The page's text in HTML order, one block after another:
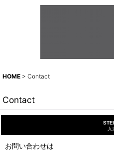
HOME > Contact
Contact
入
お問い合わせは